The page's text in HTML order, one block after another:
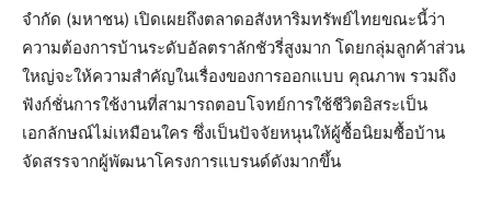
จำกัด (มหาชน) เปิดเผยถึงตลาดอสังหาริมทรัพย์ไทยขณะนี้ว่า
ความต้องการบ้านระดับอัลตราลักชัวรี่สูงมาก โดยกลุ่มลูกค้าส่วน
ใหญ่จะให้ความสำคัญในเรื่องของการออกแบบ คุณภาพ รวมถึง
ฟังก์ชั่นการใช้งานที่สามารถตอบโจทย์การใช้ชีวิตอิสระเป็น
เอกลักษณ์ไม่เหมือนใคร ซึ่งเป็นปัจจัยหนุนให้ผู้ซื้อนิยมซื้อบ้าน
จัดสรรจากผู้พัฒนาโครงการแบรนด์ดังมากขึ้น